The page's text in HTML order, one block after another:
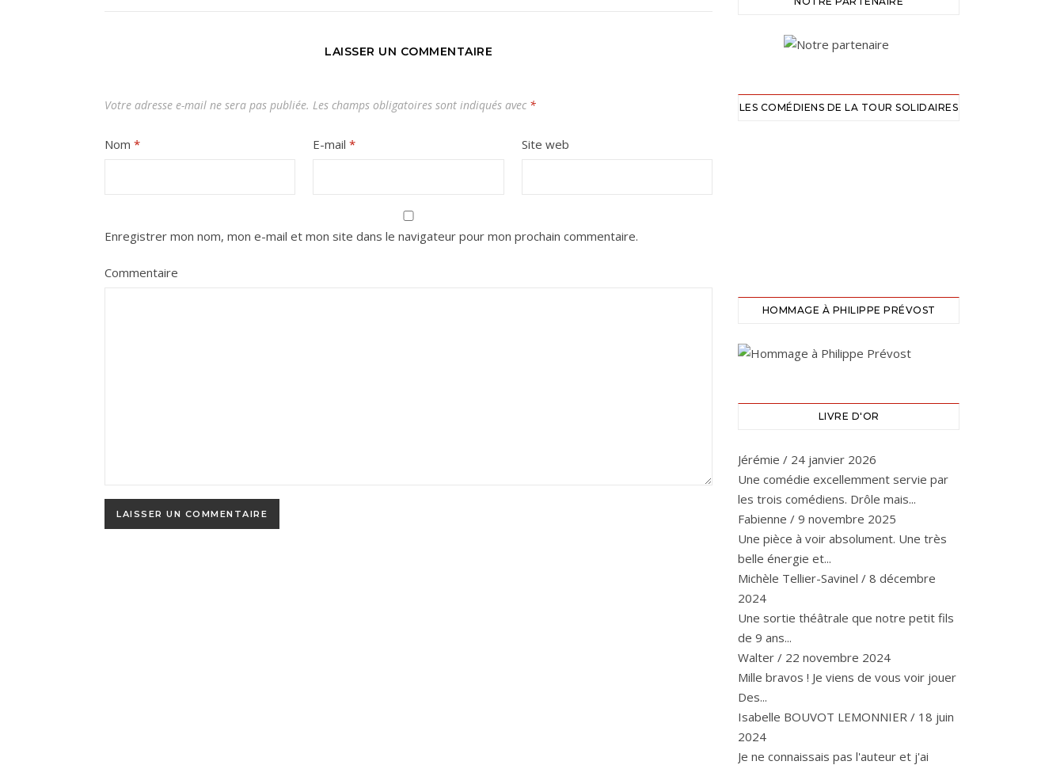
LAISSER UN COMMENTAIRE
Votre adresse e-mail ne sera pas publiée. Les champs obligatoires sont indiqués avec *
Nom * E-mail* Site web
Enregistrer mon nom, mon e-mail et mon site dans le navigateur pour mon prochain commentaire.
Commentaire
LES COMÉDIENS DE LA TOUR SOLIDAIRES
HOMMAGE À PHILIPPE PRÉVOST
LIVRE D'OR
Jérémie / 24 janvier 2026
Une comédie excellemment servie par
les trois comédiens. Drôle mais...
Fabienne / 9 novembre 2025
Une pièce à voir absolument. Une très
belle énergie et...
Michèle Tellier-Savinel / 8 décembre
2024
Une sortie théâtrale que notre petit fils
de 9 ans...
Walter / 22 novembre 2024
Mille bravos ! Je viens de vous voir jouer
Des...
Isabelle BOUVOT LEMONNIER / 18 juin
2024
Je ne connaissais pas l'auteur et j'ai